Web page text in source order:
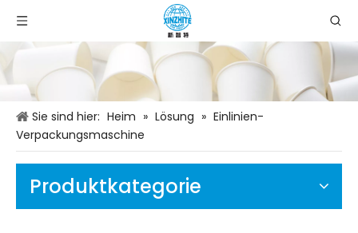
Sie sind hier: Heim » Lösung » Einlinien-
Verpackungsmaschine
Produktkategorie